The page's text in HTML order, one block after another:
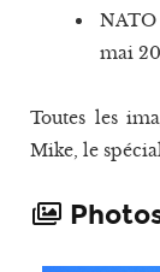
NATO
mai
Toutes les
Mike, le